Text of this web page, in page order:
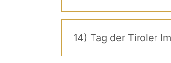
14) Tag der Tiroler